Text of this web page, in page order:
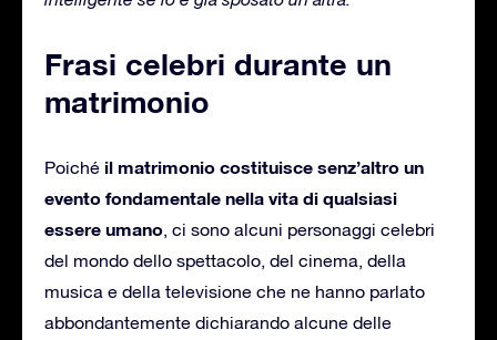
Frasi celebri durante un
matrimonio
Poiché il matrimonio costituisce senz’altro un
evento fondamentale nella vita di qualsiasi
essere umano, ci sono alcuni personaggi celebri
del mondo dello spettacolo, del cinema, della
musica e della televisione che ne hanno parlato
abbondantemente dichiarando alcune delle